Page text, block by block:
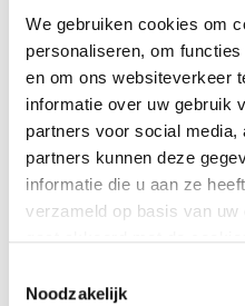
We gebruiken cookies om
personaliseren, om
en om ons websiteverkeer
informatie over uw gebruik
partners voor social
partners kunnen deze
informatie die u aan ze
verzameld op basis van
Noodzakelijk
Kees Stet, grossier in
Een oud mannetje met een
ziekenfondsbrilletje en een